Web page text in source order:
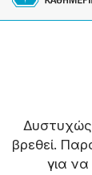
Δυστυχώς
βρεθεί.
για